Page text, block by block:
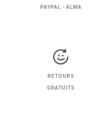
PAYPAL - ALMA
RETOURS
GRATUITS